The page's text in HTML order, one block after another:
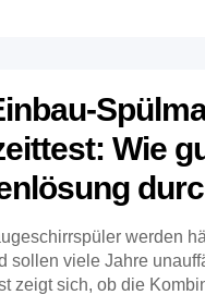
Wie
werden
sollen viele Jahre
zeigt sich, ob die